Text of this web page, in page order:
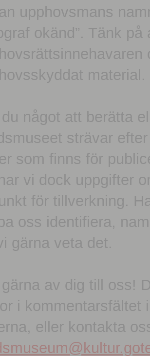
upphovsmans
okänd”. Tänk
material.
något att berätta
strävar
som finns för
vi dock uppgifter
för tillverkning.
oss identifiera,
gärna veta det.
gärna av dig till oss!
i kommentarsfältet
eller kontakta